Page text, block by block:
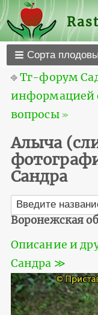
Сорта
⎆Тг-форум
информацией
вопросы ≫
Алыча
Сандра
Воронежская
Описание и
Сандра ≫